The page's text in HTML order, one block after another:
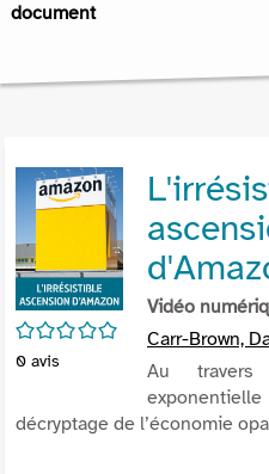
document
/5
0 avis
Vidéo
Carr-Brown,
Au
décryptage de l’économie